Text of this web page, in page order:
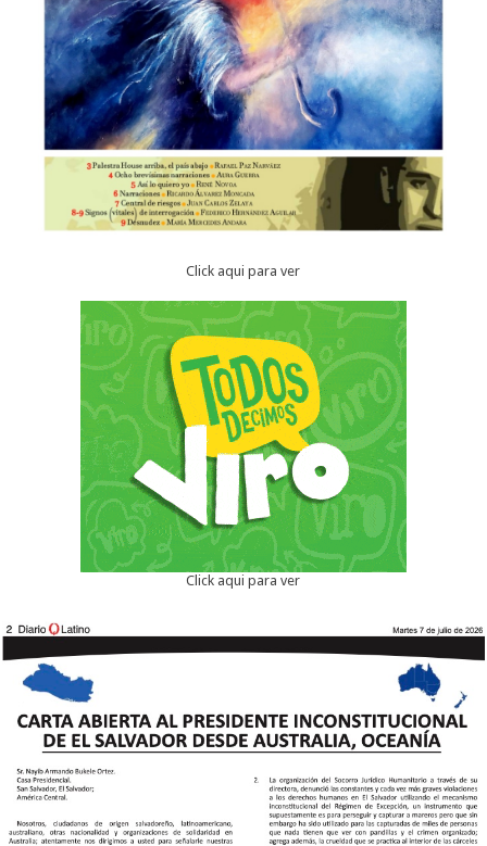
Click aqui para ver
Click aqui para ver